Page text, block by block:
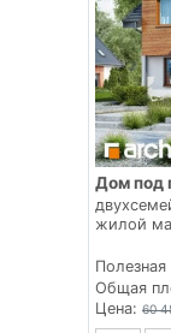
Дом под
жилой
Общая
Цена: 60